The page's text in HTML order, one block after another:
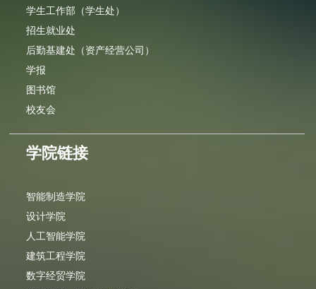
学生工作部（学生处）
招生就业处
后勤基建处（资产经营公司）
学报
图书馆
校友会
学院链接
智能制造学院
设计学院
人工智能学院
建筑工程学院
数字经贸学院